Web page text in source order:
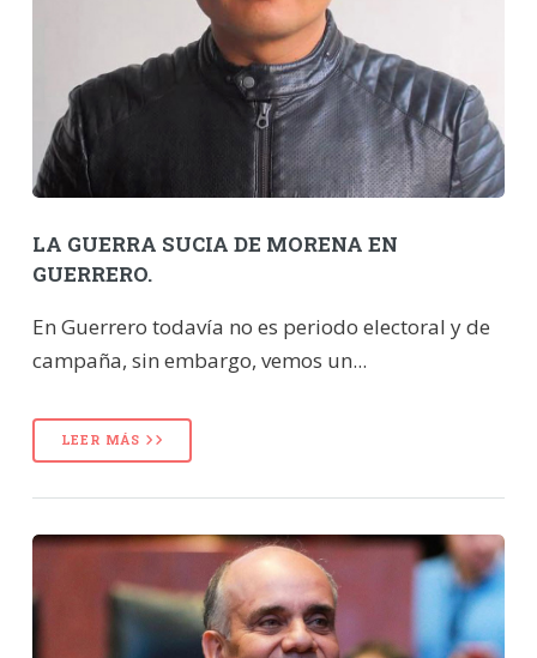
LA GUERRA SUCIA DE MORENA EN
GUERRERO.
En Guerrero todavía no es periodo electoral y de
campaña, sin embargo, vemos un...
LEER MÁS